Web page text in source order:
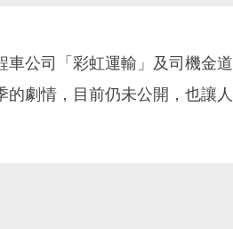
車公司「彩虹運輸」及司機金道
劇情，目前仍未公開，也讓人